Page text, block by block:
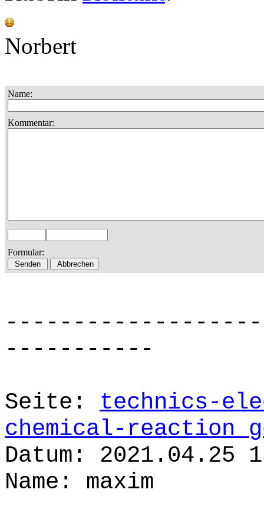
Norbert
Name:
Kommentar:
Formular:
-----------
Seite: technics-
chemical-
Datum: 2021.04.25
Name: maxim